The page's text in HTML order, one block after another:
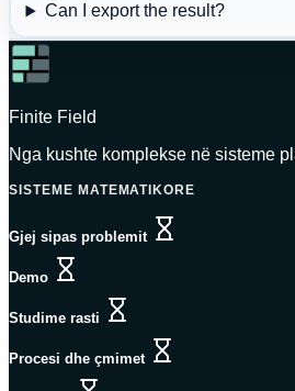
Can I export the result?
Finite Field
Nga kushte komplekse në sisteme
SISTEME MATEMATIKORE
Gjej sipas problemit
Demo
Studime rasti
Procesi dhe çmimet